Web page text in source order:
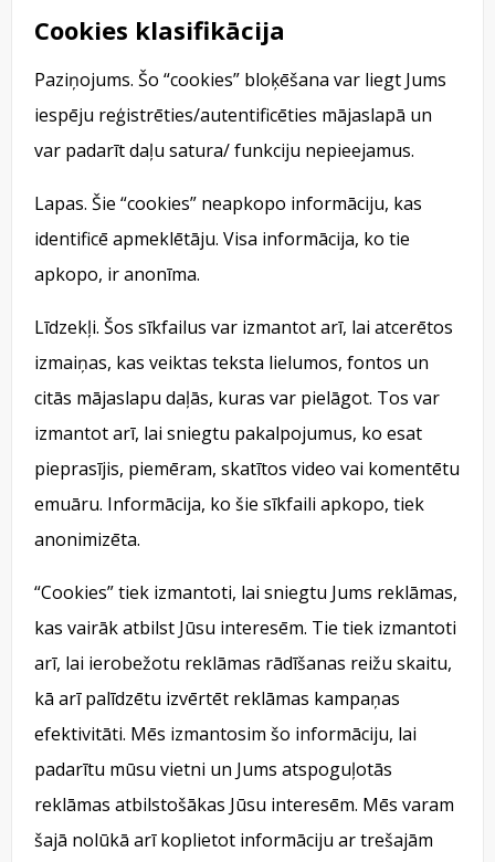
Cookies klasifikācija
Paziņojums. Šo “cookies” bloķēšana var liegt Jums
iespēju reģistrēties/autentificēties mājaslapā un
var padarīt daļu satura/ funkciju nepieejamus.
Lapas. Šie “cookies” neapkopo informāciju, kas
identificē apmeklētāju. Visa informācija, ko tie
apkopo, ir anonīma.
Līdzekļi. Šos sīkfailus var izmantot arī, lai atcerētos
izmaiņas, kas veiktas teksta lielumos, fontos un
citās mājaslapu daļās, kuras var pielāgot. Tos var
izmantot arī, lai sniegtu pakalpojumus, ko esat
pieprasījis, piemēram, skatītos video vai komentētu
emuāru. Informācija, ko šie sīkfaili apkopo, tiek
anonimizēta.
“Cookies” tiek izmantoti, lai sniegtu Jums reklāmas,
kas vairāk atbilst Jūsu interesēm. Tie tiek izmantoti
arī, lai ierobežotu reklāmas rādīšanas reižu skaitu,
kā arī palīdzētu izvērtēt reklāmas kampaņas
efektivitāti. Mēs izmantosim šo informāciju, lai
padarītu mūsu vietni un Jums atspoguļotās
reklāmas atbilstošākas Jūsu interesēm. Mēs varam
šajā nolūkā arī koplietot informāciju ar trešajām